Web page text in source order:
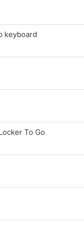
keyboard
To Go